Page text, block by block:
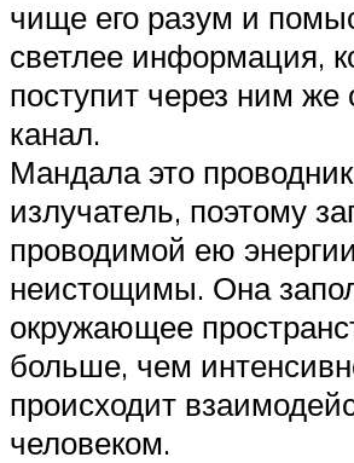
чище его разум и
светлее информация,
поступит через ним же
канал.
Мандала это
излучатель, поэтому
проводимой ею
неистощимы. Она
окружающее
больше, чем
происходит
человеком.